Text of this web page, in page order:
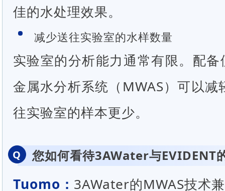
佳的水处理效果。
减少送往实验室的水样数量
实验室的分析能力通常有限。配
金属水分析系统（MWAS）可以
往实验室的样本更少。
Q 您如何看待3AWater与EVIDENT
Tuomo： 3AWater的MWAS技术